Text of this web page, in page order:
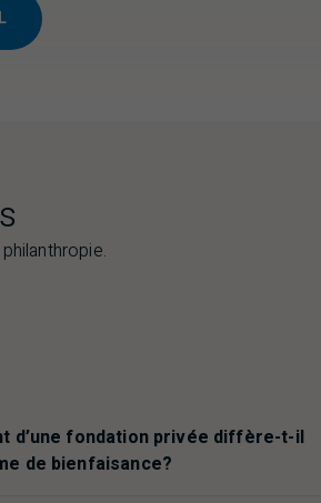
d’une fondation privée diffère-t-il
de bienfaisance?